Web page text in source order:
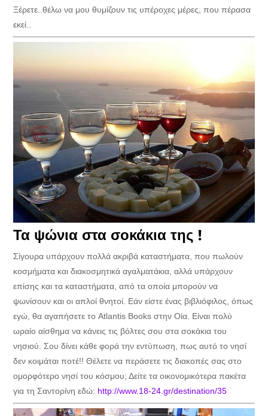
Ξέρετε..θέλω να μου θυμίζουν τις υπέροχες μέρες, που πέρασα
εκεί..
Τα ψώνια στα σοκάκια της !
Σίγουρα υπάρχουν πολλά ακριβά καταστήματα, που πωλούν
κοσμήματα και διακοσμητικά αγαλματάκια, αλλά υπάρχουν
επίσης και τα καταστήματα, από τα οποία μπορούν να
ψωνίσουν και οι απλοί θνητοί. Εάν είστε ένας βιβλιόφιλος, όπως
εγώ, θα αγαπήσετε το Atlantis Books στην Οία. Είναι πολύ
ωραίο αίσθημα να κάνεις τις βόλτες σου στα σοκάκια του
νησιού. Σου δίνει κάθε φορά την εντύπωση, πως αυτό το νησί
δεν κοιμάται ποτέ!! Θέλετε να περάσετε τις διακοπές σας στο
ομορφότερο νησί του κόσμου; Δείτε τα οικονομικότερα πακέτα
για τη Σαντορίνη εδώ: http://www.18-24.gr/destination/35